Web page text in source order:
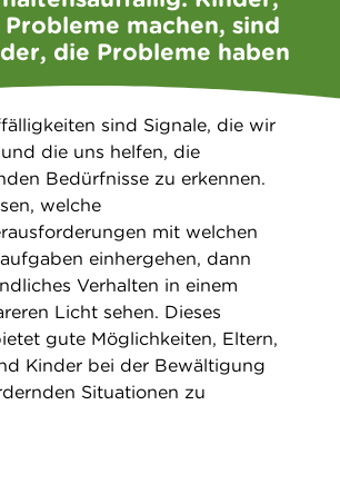
machen, sind
die Probleme haben
sind Signale, die wir
die uns helfen, die
Bedürfnisse zu erkennen.
welche
mit welchen
einhergehen, dann
Verhalten in einem
Licht sehen. Dieses
gute Möglichkeiten, Eltern,
Kinder bei der Bewältigung
Situationen zu